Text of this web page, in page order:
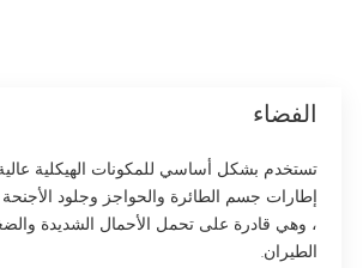
الفضاء
تستخدم بشكل أساسي للمكونات الهيكلية
إطارات جسم الطائرة والحواجز وجلود
، وهي قادرة على تحمل الأحمال الشديدة
الطيران.